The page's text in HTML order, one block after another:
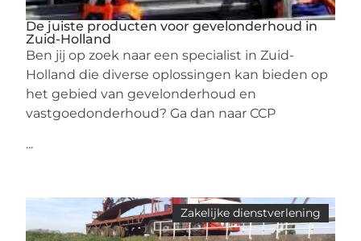
De juiste producten voor gevelonderhoud in
Zuid-Holland
Ben jij op zoek naar een specialist in Zuid-
Holland die diverse oplossingen kan bieden op
het gebied van gevelonderhoud en
vastgoedonderhoud? Ga dan naar CCP
...
Zakelijke dienstverlening